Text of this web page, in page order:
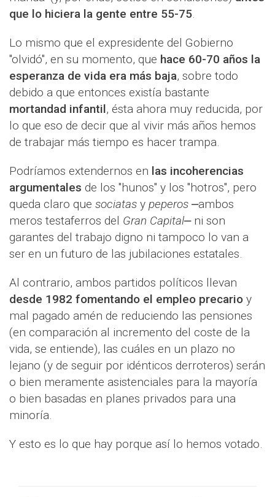
que lo hiciera la gente entre 55-75.
Lo mismo que el expresidente del Gobierno
"olvidó", en su momento, que hace 60-70 años la
esperanza de vida era más baja, sobre todo
debido a que entonces existía bastante
mortandad infantil, ésta ahora muy reducida, por
lo que eso de decir que al vivir más años hemos
de trabajar más tiempo es hacer trampa.
Podríamos extendernos en las incoherencias
argumentales de los "hunos" y los "hotros", pero
queda claro que sociatas y peperos ⎼ambos
meros testaferros del Gran Capital⎼ ni son
garantes del trabajo digno ni tampoco lo van a
ser en un futuro de las jubilaciones estatales.
Al contrario, ambos partidos políticos llevan
desde 1982 fomentando el empleo precario y
mal pagado amén de reduciendo las pensiones
(en comparación al incremento del coste de la
vida, se entiende), las cuáles en un plazo no
lejano (y de seguir por idénticos derroteros) serán
o bien meramente asistenciales para la mayoría
o bien basadas en planes privados para una
minoría.
Y esto es lo que hay porque así lo hemos votado.